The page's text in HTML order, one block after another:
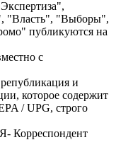
"Власть", "Выборы",
публикуются на
с
и
которое содержит
/ UPG, строго
Корреспондент